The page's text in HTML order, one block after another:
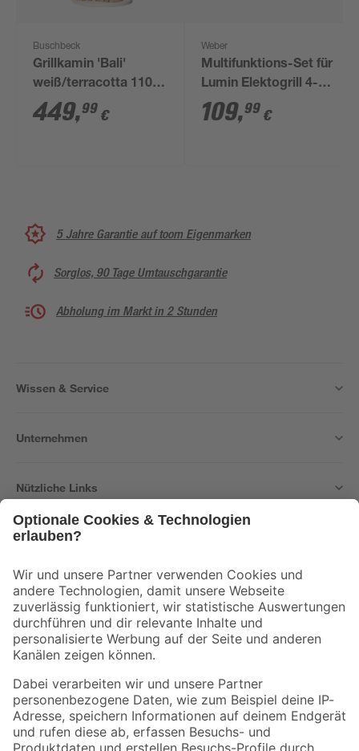
Buschbeck
Grillkamin 'Bali'
weiß/terracotta 110 x
203 cm
449,99 €
Weber
Multifunktions-Set für
Lumin Elektogrill 4-
teilig
109,99 €
5 Jahre Garantie auf toom Eigenmarken
Sorglos, 90 Tage Umtauschgarantie
Abholung im Markt in 2 Stunden
Wissen & Service
Unternehmen
Nützliche Links
Der toom Newsletter: Keine Angebote und Aktionen mehr verpassen!
Zur Newsletter Anmeldung
Folge uns
Zahlungsarten Versandarten